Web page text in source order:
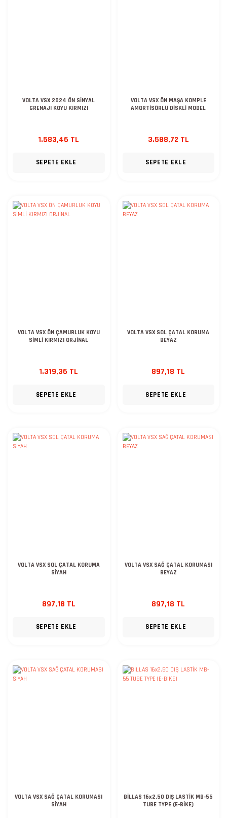
VOLTA VSX 2024 ÖN SİNYAL
GRENAJI KOYU KIRMIZI
1.583,46 TL
SEPETE EKLE
VOLTA VSX ÖN MAŞA KOMPLE
AMORTİSÖRLÜ DİSKLİ MODEL
3.588,72 TL
SEPETE EKLE
VOLTA VSX ÖN ÇAMURLUK KOYU
SİMLİ KIRMIZI ORJİNAL
1.319,36 TL
SEPETE EKLE
VOLTA VSX SOL ÇATAL KORUMA
BEYAZ
897,18 TL
SEPETE EKLE
VOLTA VSX SOL ÇATAL KORUMA
SİYAH
897,18 TL
SEPETE EKLE
VOLTA VSX SAĞ ÇATAL KORUMASI
BEYAZ
897,18 TL
SEPETE EKLE
VOLTA VSX SAĞ ÇATAL KORUMASI
SİYAH
BİLLAS 16x2.50 DIŞ LASTİK MB-55
TUBE TYPE (E-BİKE)